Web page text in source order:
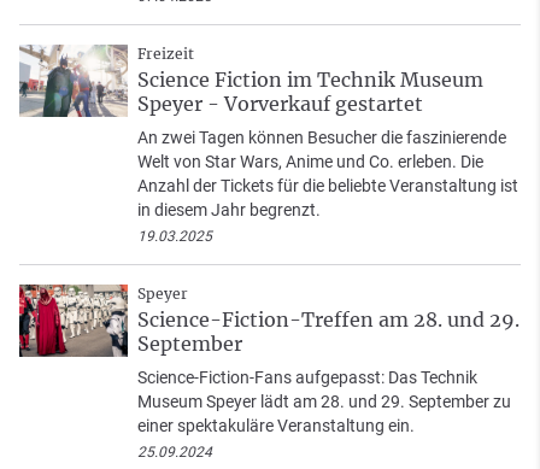
Freizeit
Science Fiction im Technik Museum
Speyer - Vorverkauf gestartet
An zwei Tagen können Besucher die faszinierende
Welt von Star Wars, Anime und Co. erleben. Die
Anzahl der Tickets für die beliebte Veranstaltung ist
in diesem Jahr begrenzt.
19.03.2025
Speyer
Science-Fiction-Treffen am 28. und 29.
September
Science-Fiction-Fans aufgepasst: Das Technik
Museum Speyer lädt am 28. und 29. September zu
einer spektakuläre Veranstaltung ein.
25.09.2024